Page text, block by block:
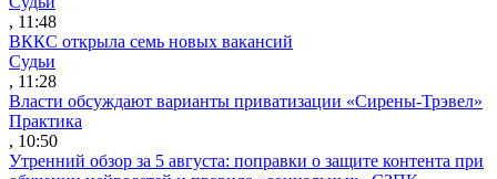
, 11:48
ВККС открыла семь новых вакансий
Судьи
, 11:28
Власти обсуждают варианты приватизации «Сирены-Трэвел»
Практика
, 10:50
Утренний обзор за 5 августа: поправки о защите контента при